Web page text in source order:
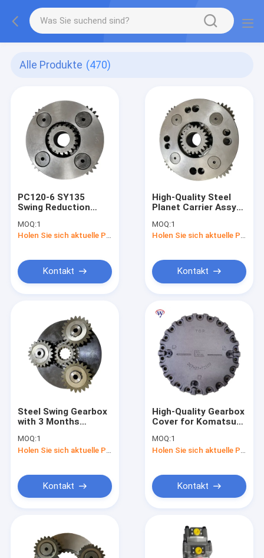
Alle Produkte (470)
PC120-6 SY135
Swing Reduction
Carrier Assy with 3
Months Warranty for
Gearbox
MOQ:1
Holen Sie sich aktuelle Preis
Kontakt
High-Quality Steel
Planet Carrier Assy
Travel Gearbox with
3 Days Delivery
MOQ:1
Holen Sie sich aktuelle Preis
Kontakt
Steel Swing Gearbox
with 3 Months
Weight for
SUMITOMO SH200-5
CX220B
MOQ:1
Kontakt
High-Quality Gearbox
Cover for Komatsu
Excavator with 1
Year Warranty and 1-
MOQ:1
Kontakt